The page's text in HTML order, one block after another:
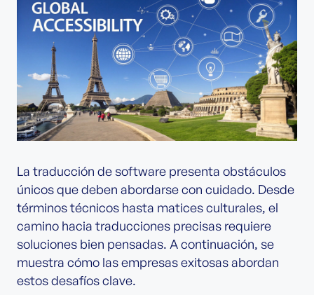
La traducción de software presenta obstáculos
únicos que deben abordarse con cuidado. Desde
términos técnicos hasta matices culturales, el
camino hacia traducciones precisas requiere
soluciones bien pensadas. A continuación, se
muestra cómo las empresas exitosas abordan
estos desafíos clave.